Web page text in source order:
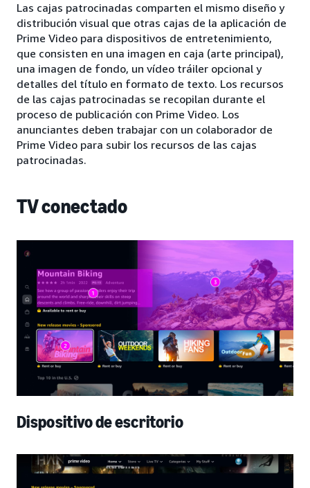
Las cajas patrocinadas comparten el mismo diseño y
distribución visual que otras cajas de la aplicación de
Prime Video para dispositivos de entretenimiento,
que consisten en una imagen en caja (arte principal),
una imagen de fondo, un vídeo tráiler opcional y
detalles del título en formato de texto. Los recursos
de las cajas patrocinadas se recopilan durante el
proceso de publicación con Prime Video. Los
anunciantes deben trabajar con un colaborador de
Prime Video para subir los recursos de las cajas
patrocinadas.
TV conectado
Dispositivo de escritorio